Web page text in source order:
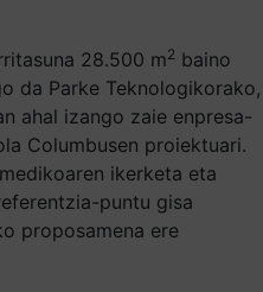
28.500 m2 baino
da Parke Teknologikorako,
ahal izango zaie enpresa-
Columbusen proiektuari.
ikerketa eta
puntu gisa
proposamena ere